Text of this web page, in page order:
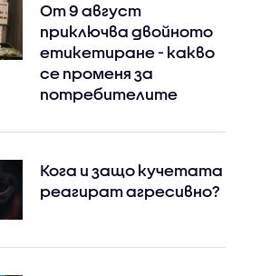
От 9 август
приключва двойното
етикетиране - какво
се променя за
потребителите
Кога и защо кучетата
реагират агресивно?